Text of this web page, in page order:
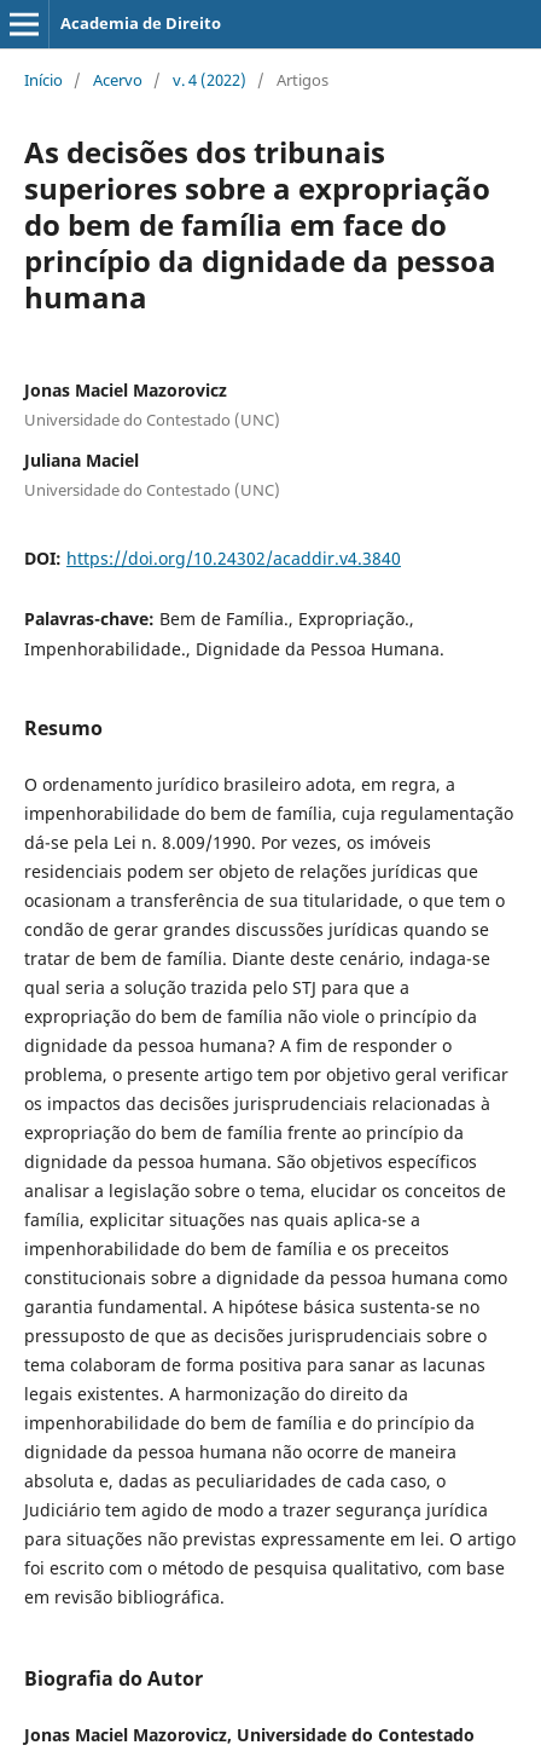
Academia de Direito
Início / Acervo / v. 4 (2022) / Artigos
As decisões dos tribunais
superiores sobre a expropriação
do bem de família em face do
princípio da dignidade da pessoa
humana
Jonas Maciel Mazorovicz
Universidade do Contestado (UNC)
Juliana Maciel
Universidade do Contestado (UNC)
DOI: https://doi.org/10.24302/acaddir.v4.3840
Palavras-chave: Bem de Família., Expropriação.,
Impenhorabilidade., Dignidade da Pessoa Humana.
Resumo
O ordenamento jurídico brasileiro adota, em regra, a
impenhorabilidade do bem de família, cuja regulamentação
dá-se pela Lei n. 8.009/1990. Por vezes, os imóveis
residenciais podem ser objeto de relações jurídicas que
ocasionam a transferência de sua titularidade, o que tem o
condão de gerar grandes discussões jurídicas quando se
tratar de bem de família. Diante deste cenário, indaga-se
qual seria a solução trazida pelo STJ para que a
expropriação do bem de família não viole o princípio da
dignidade da pessoa humana? A fim de responder o
problema, o presente artigo tem por objetivo geral verificar
os impactos das decisões jurisprudenciais relacionadas à
expropriação do bem de família frente ao princípio da
dignidade da pessoa humana. São objetivos específicos
analisar a legislação sobre o tema, elucidar os conceitos de
família, explicitar situações nas quais aplica-se a
impenhorabilidade do bem de família e os preceitos
constitucionais sobre a dignidade da pessoa humana como
garantia fundamental. A hipótese básica sustenta-se no
pressuposto de que as decisões jurisprudenciais sobre o
tema colaboram de forma positiva para sanar as lacunas
legais existentes. A harmonização do direito da
impenhorabilidade do bem de família e do princípio da
dignidade da pessoa humana não ocorre de maneira
absoluta e, dadas as peculiaridades de cada caso, o
Judiciário tem agido de modo a trazer segurança jurídica
para situações não previstas expressamente em lei. O artigo
foi escrito com o método de pesquisa qualitativo, com base
em revisão bibliográfica.
Biografia do Autor
Jonas Maciel Mazorovicz, Universidade do Contestado